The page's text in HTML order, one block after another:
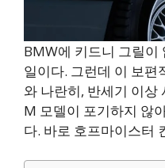
BMW에 키드니 그릴이
일이다. 그런데 이 보편
와 나란히, 반세기 이상
M 모델이 포기하지 않
다. 바로 호프마이스터